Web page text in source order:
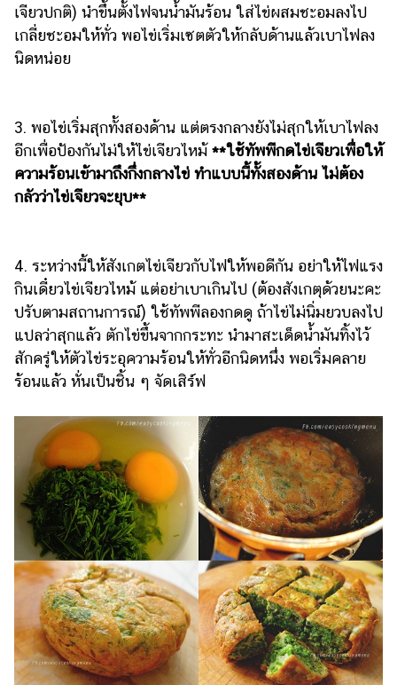
เจียวปกติ) นำขึ้นตั้งไฟจนน้ำมันร้อน ใส่ไข่ผสมชะอมลงไป
เกลี่ยชะอมให้ทั่ว พอไข่เริ่มเซตตัวให้กลับด้านแล้วเบาไฟลง
นิดหน่อย
3. พอไข่เริ่มสุกทั้งสองด้าน แต่ตรงกลางยังไม่สุกให้เบาไฟลง
อีกเพื่อป้องกันไม่ให้ไข่เจียวไหม้ **ใช้ทัพพีกดไข่เจียวเพื่อให้
ความร้อนเข้ามาถึงกึ่งกลางไข่ ทำแบบนี้ทั้งสองด้าน ไม่ต้อง
กลัวว่าไข่เจียวจะยุบ**
4. ระหว่างนี้ให้สังเกตไข่เจียวกับไฟให้พอดีกัน อย่าให้ไฟแรง
กินเดี๋ยวไข่เจียวไหม้ แต่อย่าเบาเกินไป (ต้องสังเกตุด้วยนะคะ
ปรับตามสถานการณ์) ใช้ทัพพีลองกดดู ถ้าไข่ไม่นิ่มยวบลงไป
แปลว่าสุกแล้ว ตักไข่ขึ้นจากกระทะ นำมาสะเด็ดน้ำมันทิ้งไว้
สักครู่ให้ตัวไข่ระอุความร้อนให้ทั่วอีกนิดหนึ่ง พอเริ่มคลาย
ร้อนแล้ว หั่นเป็นชิ้น ๆ จัดเสิร์ฟ